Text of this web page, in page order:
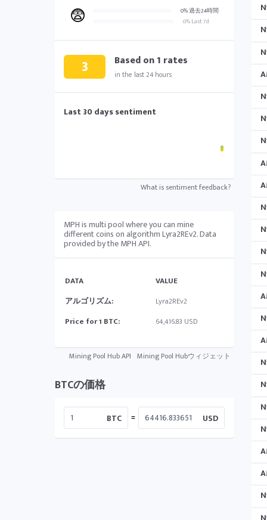
😨
0% 過去24時間
0% Last 7d
3 Based on1 rates
in the last 24 hours
Last 30 days sentiment
What is sentiment feedback?
MPH is multi pool where you can mine
different coins on algorithm Lyra2REv2. Data
provided by the MPH API.
DATA
VALUE
アルゴリズム:
Lyra2REv2
Price for 1 BTC:
64,416.83 USD
Mining Pool Hub API Mining Pool Hubウィジェット
BTCの価格
BTC = USD